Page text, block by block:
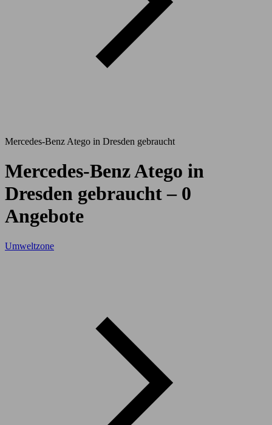
Mercedes-Benz Atego in Dresden gebraucht
Mercedes-Benz Atego in
Dresden gebraucht – 0
Angebote
Umweltzone